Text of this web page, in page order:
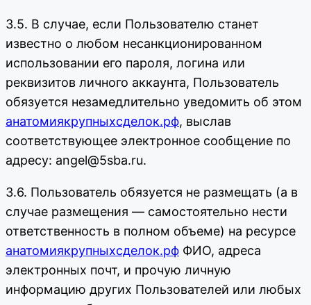
3.5. В случае, если Пользователю станет
известно о любом несанкционированном
использовании его пароля, логина или
реквизитов личного аккаунта, Пользователь
обязуется незамедлительно уведомить об этом
анатомиякрупныхсделок.рф, выслав
соответствующее электронное сообщение по
адресу: angel@5sba.ru.
3.6. Пользователь обязуется не размещать (а в
случае размещения — самостоятельно нести
ответственность в полном объеме) на ресурсе
анатомиякрупныхсделок.рф ФИО, адреса
электронных почт, и прочую личную
информацию других Пользователей или любых